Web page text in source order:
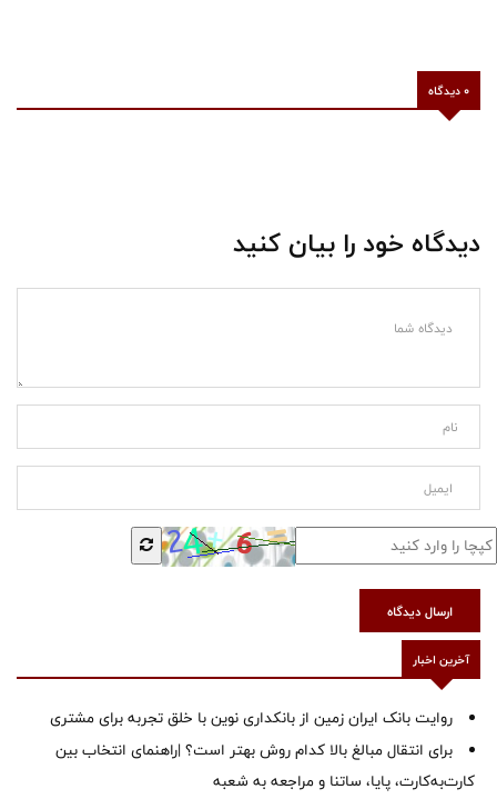
0 دیدگاه
دیدگاه خود را بیان کنید
ارسال دیدگاه
آخرین اخبار
روایت بانک ایران زمین از بانکداری نوین با خلق تجربه برای مشتری
برای انتقال مبالغ بالا کدام روش بهتر است؟ |راهنمای انتخاب بین
کارت‌به‌کارت، پایا، ساتنا و مراجعه به شعبه